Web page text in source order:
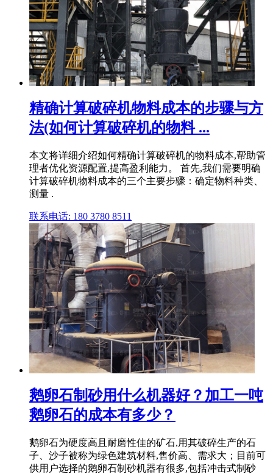
精确计算破碎机物料成本的步骤与方
法(如何计算破碎机的物料 ...
本文将详细介绍如何精确计算破碎机的物料成本,帮助管
理者优化资源配置,提高盈利能力。 首先,我们需要明确
计算破碎机物料成本的三个主要步骤：确定物料种类、
测量 .
联系电话: 180 3780 8511
鹅卵石制砂用什么机器好？加工一吨
鹅卵石的成本有多少？
鹅卵石为硬度高且耐磨性佳的矿石,用其破碎生产的石
子、沙子被称为绿色建筑材料,售价高、需求大；目前可
供用户选择的鹅卵石制砂机器有很多,包括冲击式制砂